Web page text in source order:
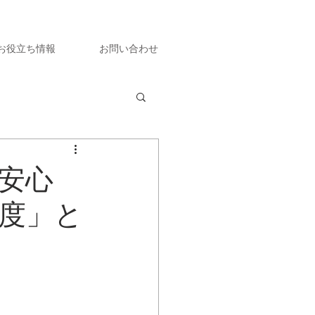
役立ち情報 お問い合わせ
心
」と